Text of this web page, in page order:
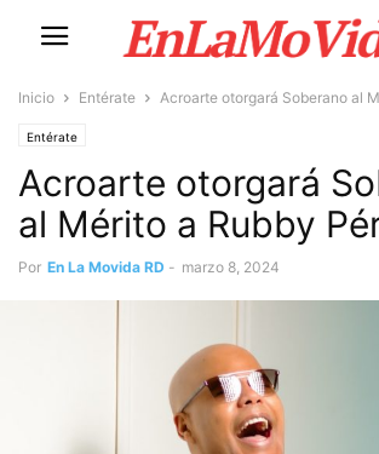
Inicio Entérate Acroarte otorgará Soberano al
Entérate
Acroarte otorgará
al Mérito a Rubby
Por En La Movida RD - marzo 8, 2024